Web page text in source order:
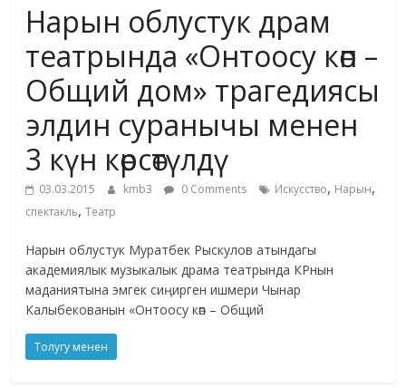
Нарын облустук драм
театрында «Онтоосу көп –
Общий дом» трагедиясы
элдин суранычы менен
3 күн көрсөтүлдү
03.03.2015 kmb3 0 Comments Искусство, Нарын,
спектакль,Театр
Нарын облустук Муратбек Рыскулов атындагы
академиялык музыкалык драма театрында КРнын
маданиятына эмгек сиңирген ишмери Чынар
Калыбекованын «Онтоосу көп – Общий
Толугу менен